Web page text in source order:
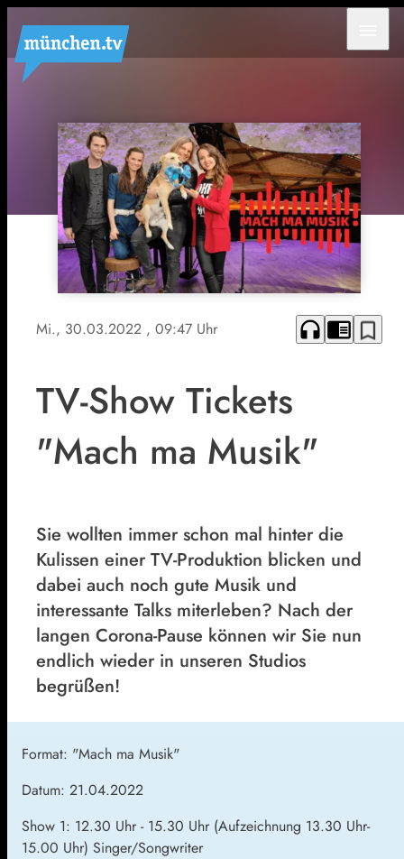
Mi., 30.03.2022 , 09:47 Uhr headphones chrome_reader_mode bookmark_border
TV-Show Tickets
"Mach ma Musik"
Sie wollten immer schon mal hinter die
Kulissen einer TV-Produktion blicken und
dabei auch noch gute Musik und
interessante Talks miterleben? Nach der
langen Corona-Pause können wir Sie nun
endlich wieder in unseren Studios
begrüßen!
Format: "Mach ma Musik"
Datum: 21.04.2022
Show 1: 12.30 Uhr - 15.30 Uhr (Aufzeichnung 13.30 Uhr-
15.00 Uhr) Singer/Songwriter